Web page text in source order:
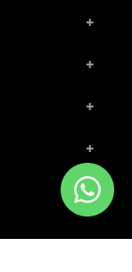
+
+
+